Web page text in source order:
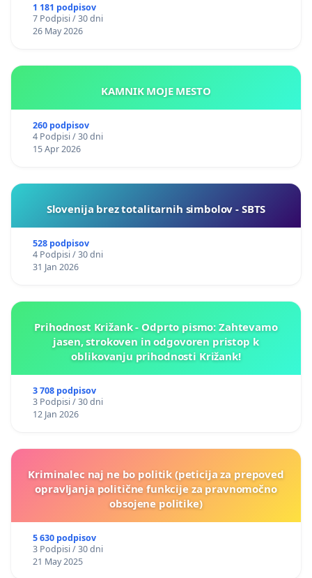
1 181 podpisov
7 Podpisi / 30 dni
26 May 2026
KAMNIK MOJE MESTO
260 podpisov
4 Podpisi / 30 dni
15 Apr 2026
Slovenija brez totalitarnih simbolov - SBTS
528 podpisov
4 Podpisi / 30 dni
31 Jan 2026
Prihodnost Križank - Odprto pismo: Zahtevamo
jasen, strokoven in odgovoren pristop k
oblikovanju prihodnosti Križank!
3 708 podpisov
3 Podpisi / 30 dni
12 Jan 2026
Kriminalec naj ne bo politik (peticija za prepoved
opravljanja politične funkcije za pravnomočno
obsojene politike)
5 630 podpisov
3 Podpisi / 30 dni
21 May 2025